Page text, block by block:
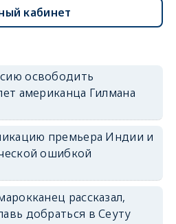
кабинет
освободить
американца Гилмана
премьера Индии и
ошибкой
рассказал,
добраться в Сеуту